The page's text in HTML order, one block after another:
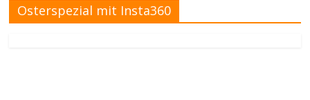
Osterspezial mit Insta360